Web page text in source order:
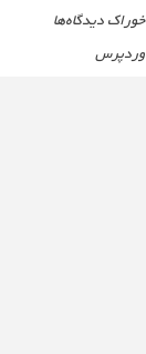
خوراک دیدگاه‌ها
وردپرس